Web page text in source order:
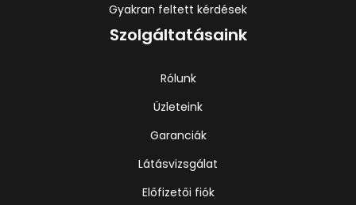
Gyakran feltett kérdések
Szolgáltatásaink
Rólunk
Üzleteink
Garanciák
Látásvizsgálat
Előfizetői fiók